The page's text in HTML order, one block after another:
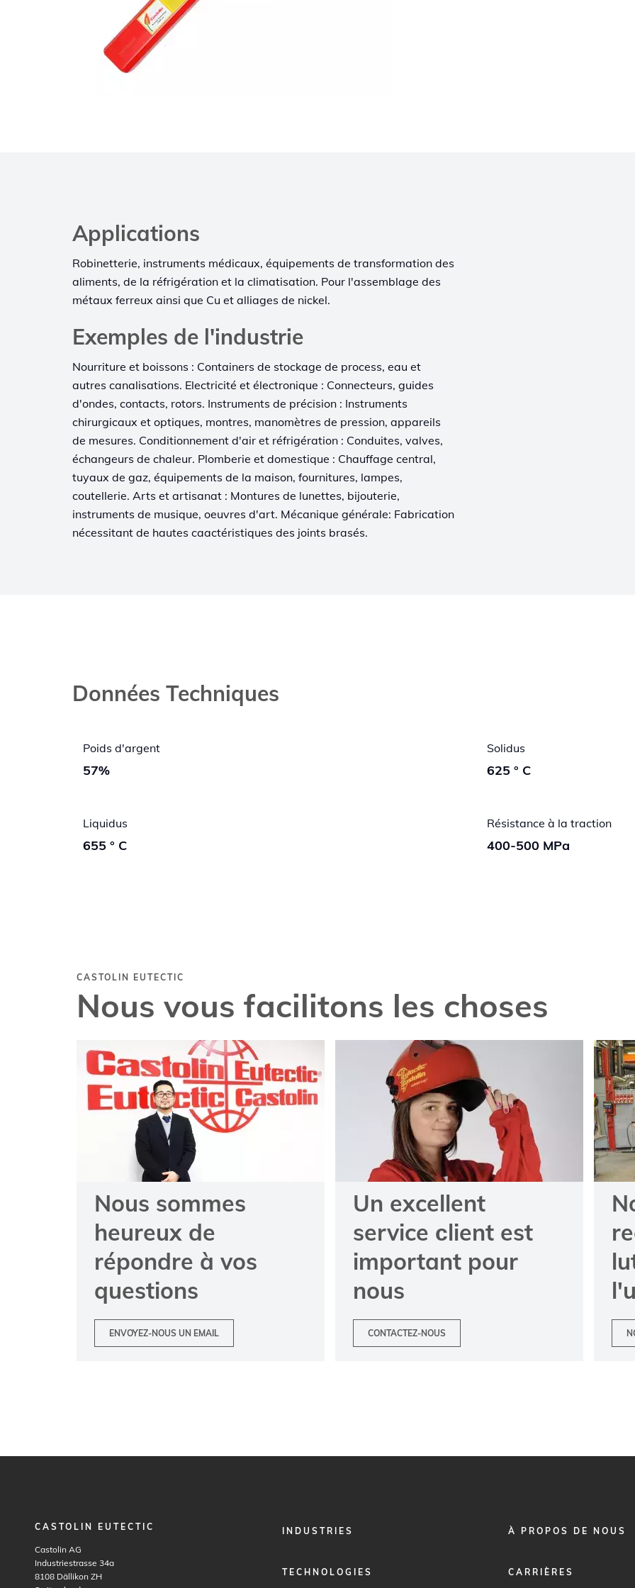
Applications
Robinetterie, instruments médicaux, équipements de transformation des
aliments, de la réfrigération et la climatisation. Pour l'assemblage des
métaux ferreux ainsi que Cu et alliages de nickel.
Exemples de l'industrie
Nourriture et boissons : Containers de stockage de process, eau et
autres canalisations. Electricité et électronique : Connecteurs, guides
d'ondes, contacts, rotors. Instruments de précision : Instruments
chirurgicaux et optiques, montres, manomètres de pression, appareils
de mesures. Conditionnement d'air et réfrigération : Conduites, valves,
échangeurs de chaleur. Plomberie et domestique : Chauffage central,
tuyaux de gaz, équipements de la maison, fournitures, lampes,
coutellerie. Arts et artisanat : Montures de lunettes, bijouterie,
instruments de musique, oeuvres d'art. Mécanique générale: Fabrication
nécessitant de hautes caactéristiques des joints brasés.
Données Techniques
Poids d'argent
57%
Solidus
625 ° C
Liquidus
655 ° C
Résistance à la traction
400-500 MPa
CASTOLIN EUTECTIC
Nous vous facilitons les choses
Nous sommes
heureux de
répondre à vos
questions
ENVOYEZ-NOUS UN EMAIL
Un excellent
service сlient est
important pour
nous
CONTACTEZ-NOUS
CASTOLIN EUTECTIC
Castolin AG
Industriestrasse 34a
8108 Dällikon ZH
FOOTERINDUSTRIES
TECHNOLOGIES
FOOTER
À PROPOS DE NOUS
CARRIÈRES